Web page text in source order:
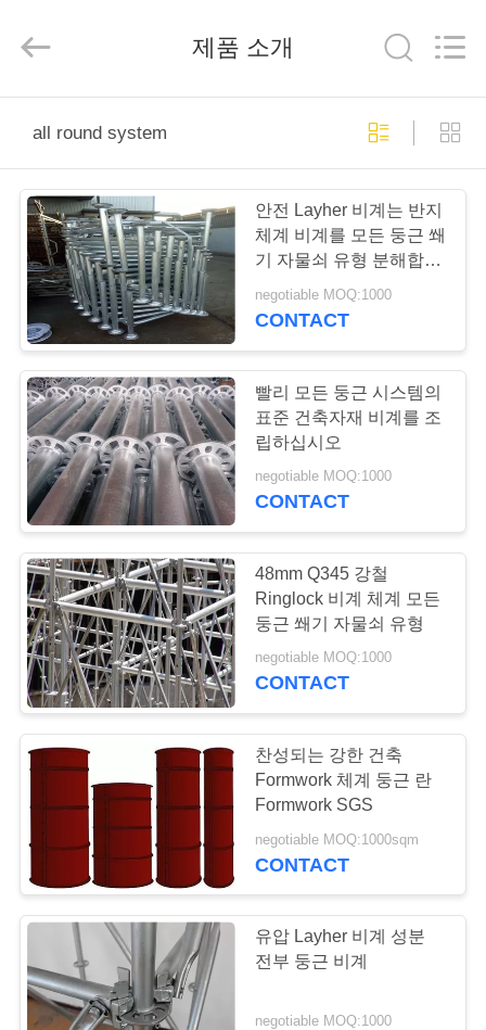
제
작
품
회
사
소
개
공
장
투
어
품
질
관
리
저
Scaffold
Co.,
Rights
제품 소개
all round system
안전 Layher 비계는 반지
체계 비계를 모든 둥근 쐐
기 자물쇠 유형 분해합니
negotiable MOQ:1000
CONTACT
빨리 모든 둥근 시스템의
표준 건축자재 비계를 조
립하십시오
negotiable MOQ:1000
CONTACT
48mm Q345 강철
Ringlock 비계 체계 모든
둥근 쐐기 자물쇠 유형
negotiable MOQ:1000
CONTACT
찬성되는 강한 건축
Formwork 체계 둥근 란
Formwork SGS
negotiable MOQ:1000sqm
CONTACT
유압 Layher 비계 성분
전부 둥근 비계
negotiable MOQ:1000